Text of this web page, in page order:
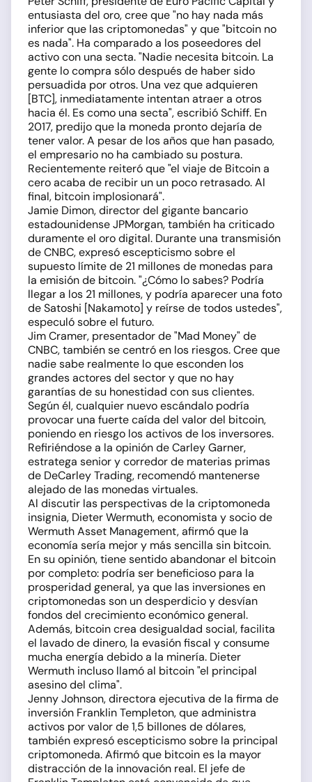
entusiasta del oro, cree que "no hay nada más
inferior que las criptomonedas" y que "bitcoin no
es nada". Ha comparado a los poseedores del
activo con una secta. "Nadie necesita bitcoin. La
gente lo compra sólo después de haber sido
persuadida por otros. Una vez que adquieren
[BTC], inmediatamente intentan atraer a otros
hacia él. Es como una secta", escribió Schiff. En
2017, predijo que la moneda pronto dejaría de
tener valor. A pesar de los años que han pasado,
el empresario no ha cambiado su postura.
Recientemente reiteró que "el viaje de Bitcoin a
cero acaba de recibir un un poco retrasado. Al
final, bitcoin implosionará".
Jamie Dimon, director del gigante bancario
estadounidense JPMorgan, también ha criticado
duramente el oro digital. Durante una transmisión
de CNBC, expresó escepticismo sobre el
supuesto límite de 21 millones de monedas para
la emisión de bitcoin. "¿Cómo lo sabes? Podría
llegar a los 21 millones, y podría aparecer una foto
de Satoshi [Nakamoto] y reírse de todos ustedes",
especuló sobre el futuro.
Jim Cramer, presentador de "Mad Money" de
CNBC, también se centró en los riesgos. Cree que
nadie sabe realmente lo que esconden los
grandes actores del sector y que no hay
garantías de su honestidad con sus clientes.
Según él, cualquier nuevo escándalo podría
provocar una fuerte caída del valor del bitcoin,
poniendo en riesgo los activos de los inversores.
Refiriéndose a la opinión de Carley Garner,
estratega senior y corredor de materias primas
de DeCarley Trading, recomendó mantenerse
alejado de las monedas virtuales.
Al discutir las perspectivas de la criptomoneda
insignia, Dieter Wermuth, economista y socio de
Wermuth Asset Management, afirmó que la
economía sería mejor y más sencilla sin bitcoin.
En su opinión, tiene sentido abandonar el bitcoin
por completo: podría ser beneficioso para la
prosperidad general, ya que las inversiones en
criptomonedas son un desperdicio y desvían
fondos del crecimiento económico general.
Además, bitcoin crea desigualdad social, facilita
el lavado de dinero, la evasión fiscal y consume
mucha energía debido a la minería. Dieter
Wermuth incluso llamó al bitcoin "el principal
asesino del clima".
Jenny Johnson, directora ejecutiva de la firma de
inversión Franklin Templeton, que administra
activos por valor de 1,5 billones de dólares,
también expresó escepticismo sobre la principal
criptomoneda. Afirmó que bitcoin es la mayor
distracción de la innovación real. El jefe de